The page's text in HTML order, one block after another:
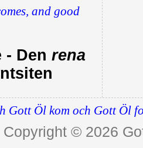
and good
- Den rena
Gott Öl kom och Gott Öl
Copyright © 2026